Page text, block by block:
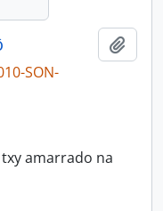
SON-
amarrado na